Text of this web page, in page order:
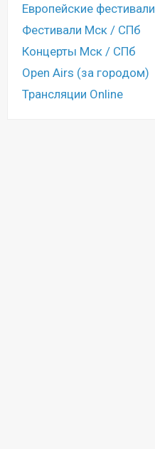
Европейские фестивали
Фестивали Мск / СПб
Концерты Мск / СПб
Open Airs (за городом)
Трансляции Online